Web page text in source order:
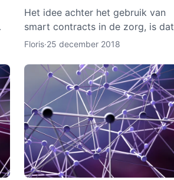
Het idee achter het gebruik van
smart contracts in de zorg, is dat
elke patiënt zijn of haar eigen
apparaat kan inzien en b
Floris·25 december 2018